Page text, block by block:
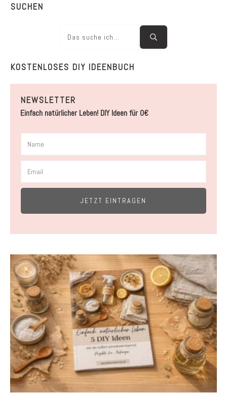
SUCHEN
KOSTENLOSES DIY IDEENBUCH
NEWSLETTER
Einfach natürlicher Leben! DIY Ideen für 0€
JETZT EINTRAGEN